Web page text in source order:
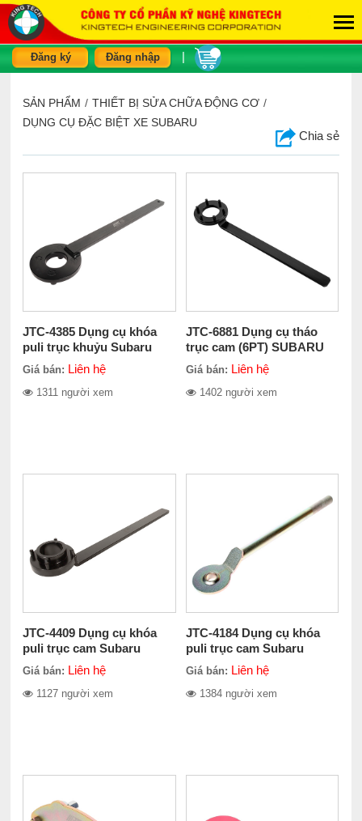
Đăng ký Đăng nhập
SẢN PHẨM / THIẾT BỊ SỬA CHỮA ĐỘNG CƠ /
DỤNG CỤ ĐẶC BIỆT XE SUBARU
Chia sẻ
JTC-4385 Dụng cụ khóa
puli trục khuỷu Subaru
Giá bán: Liên hệ
1311 người xem
JTC-6881 Dụng cụ tháo
trục cam (6PT) SUBARU
Giá bán: Liên hệ
1402 người xem
JTC-4409 Dụng cụ khóa
puli trục cam Subaru
Giá bán: Liên hệ
1127 người xem
JTC-4184 Dụng cụ khóa
puli trục cam Subaru
Giá bán: Liên hệ
1384 người xem